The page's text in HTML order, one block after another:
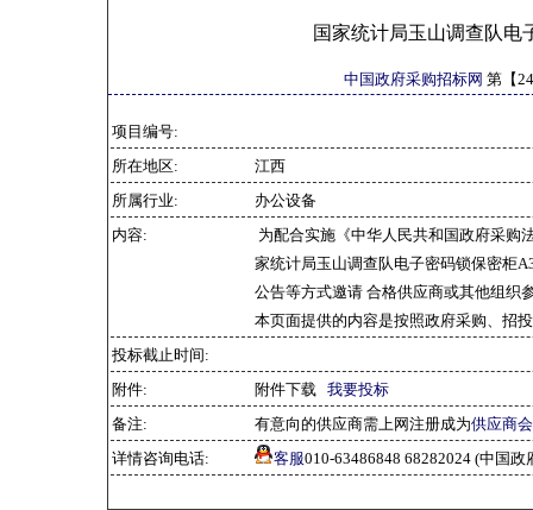
国家统计局玉山调查队电
中国政府采购招标网 第【
项目编号:
所在地区:
江西
所属行业:
办公设备
内容:
为配合实施《中华人民共和国政府采购
家统计局玉山调查队电子密码锁保密柜
公告等方式邀请 合格供应商或其他组织
本页面提供的内容是按照政府采购、招
投标截止时间:
附件:
附件下载 我要投标
备注:
有意向的供应商需上网注册成为供应商
详情咨询电话:
客服010-63486848 68282024 (中国